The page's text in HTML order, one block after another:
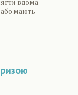
вдома,
мають